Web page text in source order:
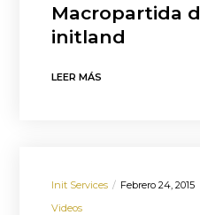
Macropartida
initland
LEER MÁS
Init Services Febrero 24, 2015
Videos